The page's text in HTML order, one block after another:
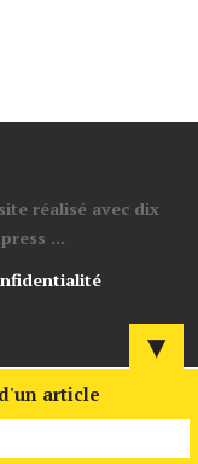
réalisé avec dix
...
▼
article